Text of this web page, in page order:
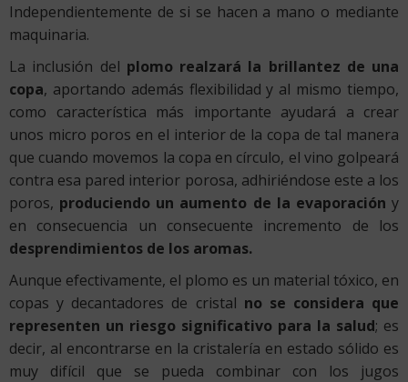
Independientemente de si se hacen a mano o mediante
maquinaria.
La inclusión del plomo realzará la brillantez de una
copa, aportando además flexibilidad y al mismo tiempo,
como característica más importante ayudará a crear
unos micro poros en el interior de la copa de tal manera
que cuando movemos la copa en círculo, el vino golpeará
contra esa pared interior porosa, adhiriéndose este a los
poros, produciendo un aumento de la evaporación y
en consecuencia un consecuente incremento de los
desprendimientos de los aromas.
Aunque efectivamente, el plomo es un material tóxico, en
copas y decantadores de cristal no se considera que
representen un riesgo significativo para la salud; es
decir, al encontrarse en la cristalería en estado sólido es
muy difícil que se pueda combinar con los jugos